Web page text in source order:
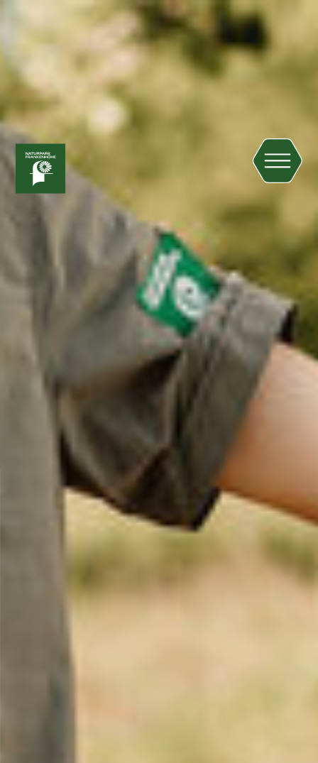
Zum Hauptinhalt springen